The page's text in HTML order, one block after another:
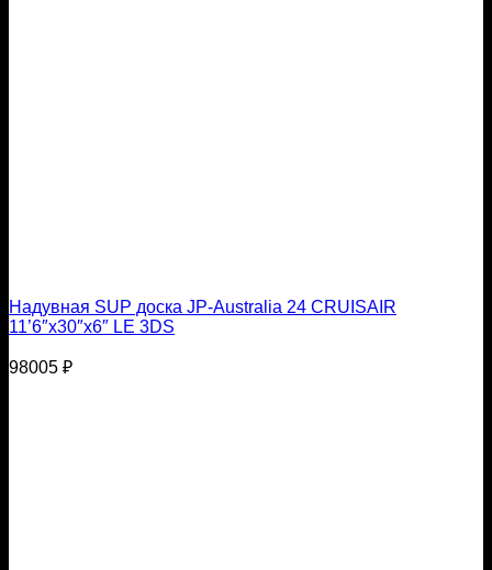
Надувная SUP доска JP-Australia 24 CRUISAIR
11’6″x30″x6″ LE 3DS
98005 ₽